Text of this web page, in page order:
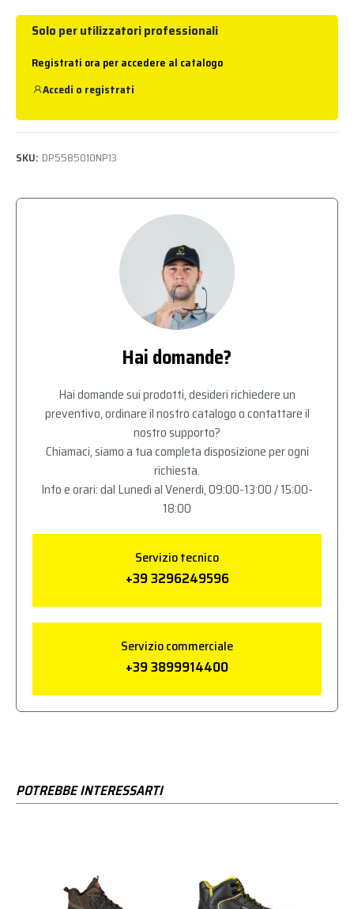
Solo per utilizzatori professionali
Registrati ora per accedere al catalogo
Accedi o registrati
SKU: DP5585010NP13
Hai domande?
Hai domande sui prodotti, desideri richiedere un
preventivo, ordinare il nostro catalogo o contattare il
nostro supporto?
Chiamaci, siamo a tua completa disposizione per ogni
richiesta.
Info e orari: dal Lunedì al Venerdì, 09:00-13:00 / 15:00-
18:00
Servizio tecnico
+39 3296249596
Servizio commerciale
+39 3899914400
POTREBBE INTERESSARTI